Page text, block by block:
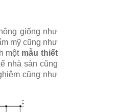
giống như
mỹ cũng như
một mẫu thiết
nhà sàn cũng
cũng như